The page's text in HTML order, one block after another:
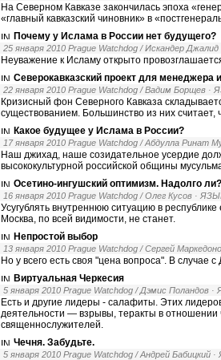
На Северном Кавказе закончилась эпоха
«главный кавказский чиновник» в
Почему у Ислама в России нет будущего?
25 января 2010 Prague Watchdog / Искандер Джалид
Неуважение к Исламу открыто
Северокавказский проект для менеджера
22 января 2010 Prague Watchdog / Вадим Борщев ·
Кризисный фон Северного Кавказа
существованием. Большинство из них
Какое будущее у Ислама в России?
17 января 2010 Prague Watchdog / Абдулла Ринат
Наш джихад, наше созидательное усердие
высококультурной российской общины
Осетино-ингушский оптимизм. Надолго ли?
16 января 2010 Prague Watchdog / Олег Кусов ·
Усугублять внутреннюю ситуацию в
Москва, по всей видимости, не станет.
Непростой выбор
13 января 2010 Prague Watchdog / Сергей
Но у всего есть своя "цена вопроса". В случае
Виртуальная Черкесия
5 января 2010 Prague Watchdog / Дэмис Поландов ·
Есть и другие лидеры - салафиты. Этих
деятельности — взрывы, теракты в отношении
священнослужителей.
Чечня. Забудьте.
5 января 2010 Prague Watchdog / Андрей Бабицкий ·